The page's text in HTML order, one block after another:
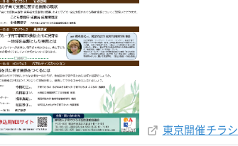
東京開催チラシ